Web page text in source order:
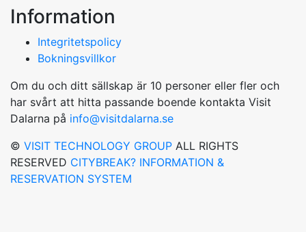
Information
Integritetspolicy
Bokningsvillkor
Om du och ditt sällskap är 10 personer eller fler och
har svårt att hitta passande boende kontakta Visit
Dalarna på info@visitdalarna.se
© VISIT TECHNOLOGY GROUP ALL RIGHTS
RESERVED CITYBREAK? INFORMATION &
RESERVATION SYSTEM